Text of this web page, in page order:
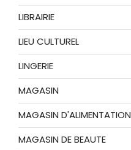
LIBRAIRIE
LIEU CULTUREL
LINGERIE
MAGASIN
MAGASIN D'ALIMENTATION
MAGASIN DE BEAUTE